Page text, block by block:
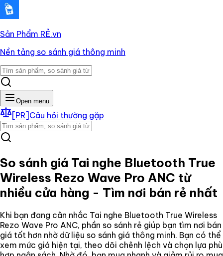
Sản Phẩm RẺ.vn
Nền tảng so sánh giá thông minh
Open menu
[PR] Câu hỏi thường gặp
So sánh giá Tai nghe Bluetooth True
Wireless Rezo Wave Pro ANC từ
nhiều cửa hàng - Tìm nơi bán rẻ nhất
Khi bạn đang cân nhắc Tai nghe Bluetooth True Wireless
Rezo Wave Pro ANC, phần so sánh rẻ giúp bạn tìm nơi bán
giá tốt hơn nhờ dữ liệu so sánh giá thông minh. Bạn có thể
xem mức giá hiện tại, theo dõi chênh lệch và chọn lựa phù